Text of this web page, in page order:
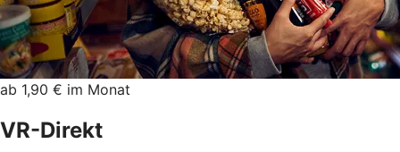
ab 1,90 € im Monat
VR-Direkt